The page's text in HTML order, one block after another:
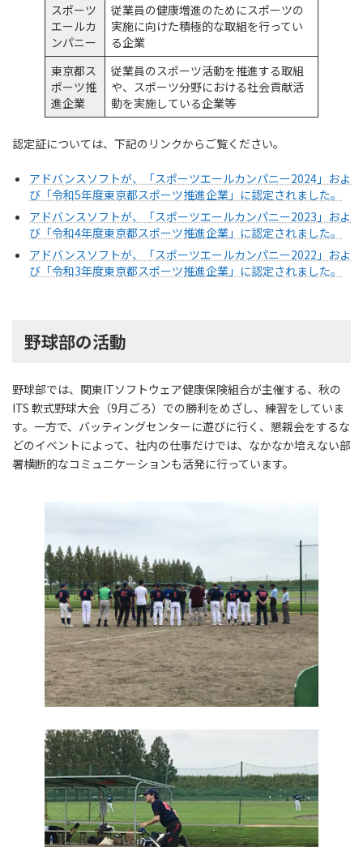
スポーツ
エールカ
ンパニー
従業員の健康増進のためにスポーツの
実施に向けた積極的な取組を行ってい
る企業
東京都ス
ポーツ推
進企業
従業員のスポーツ活動を推進する取組
や、スポーツ分野における社会貢献活
動を実施している企業等
認定証については、下記のリンクからご覧ください。
アドバンスソフトが、「スポーツエールカンパニー2024」およ
び「令和5年度東京都スポーツ推進企業」に認定されました。
アドバンスソフトが、「スポーツエールカンパニー2023」およ
び「令和4年度東京都スポーツ推進企業」に認定されました。
アドバンスソフトが、「スポーツエールカンパニー2022」およ
び「令和3年度東京都スポーツ推進企業」に認定されました。
野球部の活動
野球部では、関東ITソフトウェア健康保険組合が主催する、秋の
ITS 軟式野球大会（9月ごろ）での勝利をめざし、練習をしていま
す。一方で、バッティングセンターに遊びに行く、懇親会をするな
どのイベントによって、社内の仕事だけでは、なかなか培えない部
署横断的なコミュニケーションも活発に行っています。